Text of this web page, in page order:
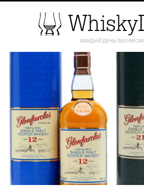
каждый день про виски